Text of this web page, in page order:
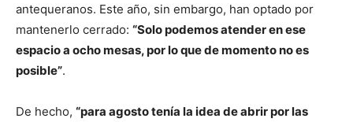
antequeranos. Este año, sin embargo, han optado por
mantenerlo cerrado: “Solo podemos atender en ese
espacio a ocho mesas, por lo que de momento no es
posible”.
De hecho, “para agosto tenía la idea de abrir por las